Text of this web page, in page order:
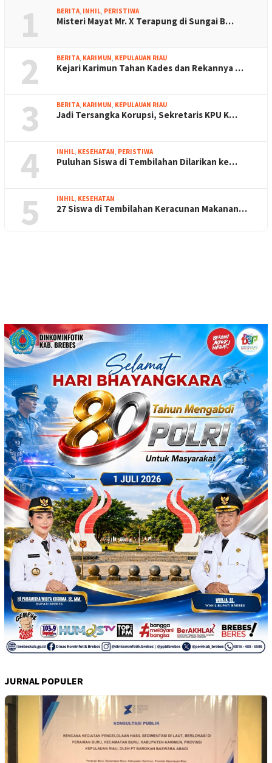
1 BERITA, INHIL, PERISTIWA
Misteri Mayat Mr. X Terapung di Sungai B…
2 BERITA, KARIMUN, KEPULAUAN RIAU
Kejari Karimun Tahan Kades dan Rekannya …
3 BERITA, KARIMUN, KEPULAUAN RIAU
Jadi Tersangka Korupsi, Sekretaris KPU K…
4 INHIL, KESEHATAN, PERISTIWA
Puluhan Siswa di Tembilahan Dilarikan ke…
5 INHIL, KESEHATAN
27 Siswa di Tembilahan Keracunan Makanan…
JURNAL POPULER